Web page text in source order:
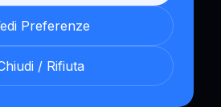
Preferenze
/ Rifiuta